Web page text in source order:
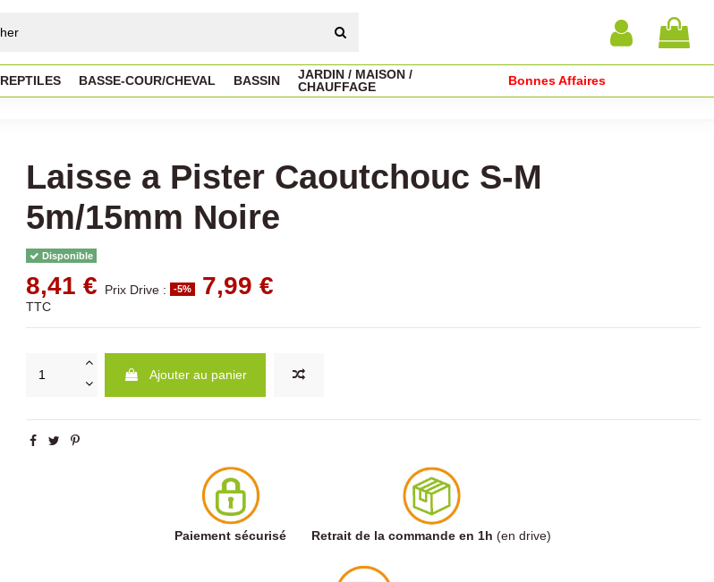
REPTILES BASSE-COUR/CHEVAL BASSIN
JARDIN / MAISON /
CHAUFFAGE
Bonnes Affaires
Laisse a Pister Caoutchouc S-M
5m/15mm Noire
Disponible
8,41 € Prix Drive : -5% 7,99 €
TTC
Ajouter au panier
Paiement sécurisé Retrait de la commande en 1h (en drive)